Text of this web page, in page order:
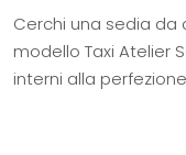
Cerchi una sedia da
modello Taxi Atelier
interni alla